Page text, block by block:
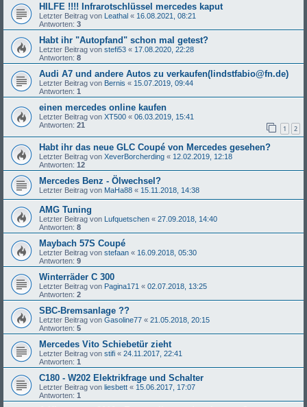
HILFE !!!! Infrarotschlüssel mercedes kaput
Letzter Beitrag von Leathal « 16.08.2021, 08:21
Antworten: 3
Habt ihr "Autopfand" schon mal getest?
Letzter Beitrag von stefi53 « 17.08.2020, 22:28
Antworten: 8
Audi A7 und andere Autos zu verkaufen(lindstfabio@fn.de)
Letzter Beitrag von Bernis « 15.07.2019, 09:44
Antworten: 1
einen mercedes online kaufen
Letzter Beitrag von XT500 « 06.03.2019, 15:41
Antworten: 21 1 2
Habt ihr das neue GLC Coupé von Mercedes gesehen?
Letzter Beitrag von XeverBorcherding « 12.02.2019, 12:18
Antworten: 12
Mercedes Benz - Ölwechsel?
Letzter Beitrag von MaHa88 « 15.11.2018, 14:38
AMG Tuning
Letzter Beitrag von Lufquetschen « 27.09.2018, 14:40
Antworten: 8
Maybach 57S Coupé
Letzter Beitrag von stefaan « 16.09.2018, 05:30
Antworten: 9
Winterräder C 300
Letzter Beitrag von Pagina171 « 02.07.2018, 13:25
Antworten: 2
SBC-Bremsanlage ??
Letzter Beitrag von Gasoline77 « 21.05.2018, 20:15
Antworten: 5
Mercedes Vito Schiebetür zieht
Letzter Beitrag von stifi « 24.11.2017, 22:41
Antworten: 1
C180 - W202 Elektrikfrage und Schalter
Letzter Beitrag von liesbett « 15.06.2017, 17:07
Antworten: 1